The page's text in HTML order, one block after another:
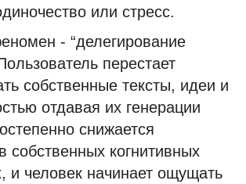
или стресс.
- “делегирование
перестает
собственные тексты, идеи и
отдавая их генерации
снижается
собственных когнитивных
и человек начинает ощущать